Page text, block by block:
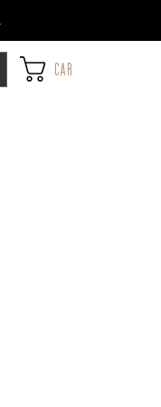
Car